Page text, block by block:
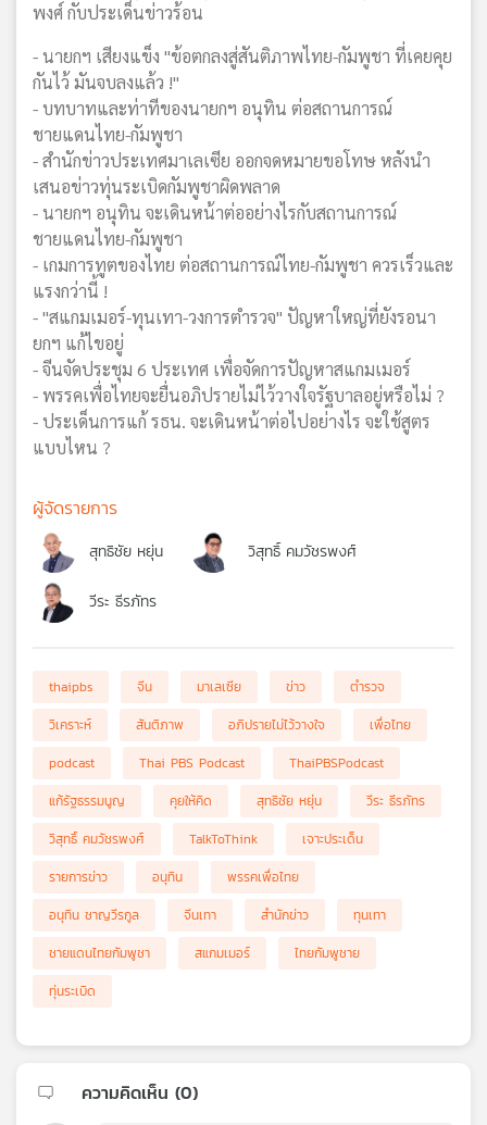
พงศ์ กับประเด็นข่าวร้อน
- นายกฯ เสียงแข็ง "ข้อตกลงสู่สันติภาพไทย-กัมพูชา ที่เคยคุย
กันไว้ มันจบลงแล้ว !"
- บทบาทและท่าทีของนายกฯ อนุทิน ต่อสถานการณ์
ชายแดนไทย-กัมพูชา
- สำนักข่าวประเทศมาเลเซีย ออกจดหมายขอโทษ หลังนำ
เสนอข่าวทุ่นระเบิดกัมพูชาผิดพลาด
- นายกฯ อนุทิน จะเดินหน้าต่ออย่างไรกับสถานการณ์
ชายแดนไทย-กัมพูชา
- เกมการทูตของไทย ต่อสถานการณ์ไทย-กัมพูชา ควรเร็วและ
แรงกว่านี้ !
- "สแกมเมอร์-ทุนเทา-วงการตำรวจ" ปัญหาใหญ่ที่ยังรอนา
ยกฯ แก้ไขอยู่
- จีนจัดประชุม 6 ประเทศ เพื่อจัดการปัญหาสแกมเมอร์
- พรรคเพื่อไทยจะยื่นอภิปรายไม่ไว้วางใจรัฐบาลอยู่หรือไม่ ?
- ประเด็นการแก้ รธน. จะเดินหน้าต่อไปอย่างไร จะใช้สูตร
แบบไหน ?
ผู้จัดรายการ
สุทธิชัย หยุ่น วิสุทธิ์ คมวัชรพงศ์
วีระ ธีรภัทร
thaipbs จีน มาเลเซีย ข่าว
ตำรวจ
วิเคราะห์
สันติภาพ อภิปรายไม่ไว้วางใจ
เพื่อไทย
podcast
Thai PBS Podcast
ThaiPBSPodcast
แก้รัฐธรรมนูญ
คุยให้คิด สุทธิชัย หยุ่น
วีระ ธีรภัทร
วิสุทธิ์ คมวัชรพงศ์
TalkToThink
เจาะประเด็น
รายการข่าว
อนุทิน
พรรคเพื่อไทย
อนุทิน ชาญวีรกูล
จีนเทา สำนักข่าว
ทุนเทา
ชายแดนไทยกัมพูชา
สแกมเมอร์
ไทยกัมพูชาย
ทุ่นระเบิด
ความคิดเห็น (0)